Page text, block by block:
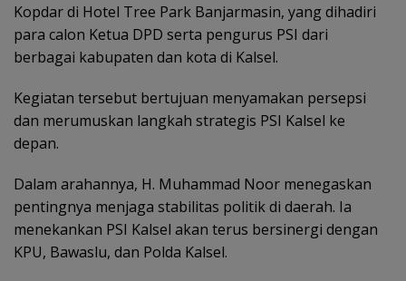
Kopdar di Hotel Tree Park Banjarmasin, yang dihadiri
para calon Ketua DPD serta pengurus PSI dari
berbagai kabupaten dan kota di Kalsel.
‎Kegiatan tersebut bertujuan menyamakan persepsi
dan merumuskan langkah strategis PSI Kalsel ke
depan.
‎Dalam arahannya, H. Muhammad Noor menegaskan
pentingnya menjaga stabilitas politik di daerah. Ia
menekankan PSI Kalsel akan terus bersinergi dengan
KPU, Bawaslu, dan Polda Kalsel.